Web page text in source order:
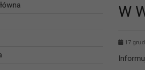
W
17